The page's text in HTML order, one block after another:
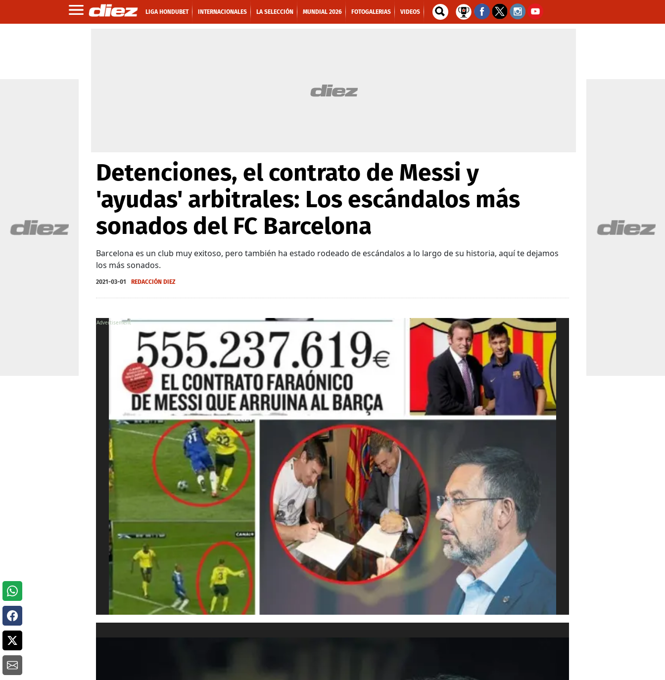
LIGA HONDUBET INTERNACIONALES LA SELECCIÓN MUNDIAL 2026 FOTOGALERIAS VIDEOS
Detenciones, el contrato de Messi y
'ayudas' arbitrales: Los escándalos más
sonados del FC Barcelona
Barcelona es un club muy exitoso, pero también ha estado rodeado de escándalos a lo largo de su historia, aquí te dejamos
los más sonados.
2021-03-01 REDACCIÓN DIEZ
X